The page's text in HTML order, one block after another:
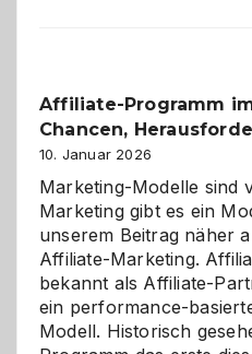
Affiliate-Programm
Chancen,
10. Januar 2026
Marketing-Modelle sind
Marketing gibt es ein
unserem Beitrag näher
Affiliate-Marketing.
bekannt als Affiliate-
ein performance-
Modell. Historisch